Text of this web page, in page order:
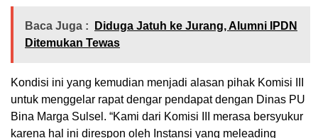
Baca Juga :
Diduga Jatuh ke Jurang, Alumni IPDN
Ditemukan Tewas
Kondisi ini yang kemudian menjadi alasan pihak Komisi III
untuk menggelar rapat dengar pendapat dengan Dinas PU
Bina Marga Sulsel. “Kami dari Komisi III merasa bersyukur
karena hal ini direspon oleh Instansi yang meleading